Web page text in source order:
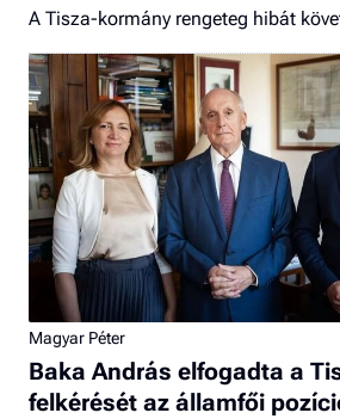
A Tisza-kormány rengeteg hibát
Magyar Péter
Baka András elfogadta a
felkérését az államfői